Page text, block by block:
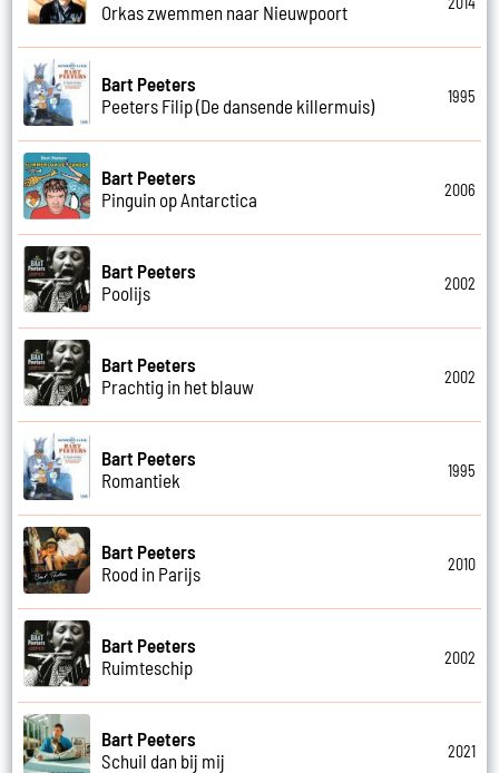
Orkas zwemmen naar Nieuwpoort
Bart Peeters
Peeters Filip (De dansende killermuis)
1995
Bart Peeters
Pinguin op Antarctica
2006
Bart Peeters
Poolijs
2002
Bart Peeters
Prachtig in het blauw
2002
Bart Peeters
Romantiek
1995
Bart Peeters
Rood in Parijs
2010
Bart Peeters
Ruimteschip
2002
Bart Peeters
Schuil dan bij mij
2021